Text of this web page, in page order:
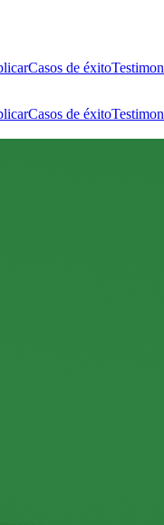
Casos de éxito
Casos de éxito